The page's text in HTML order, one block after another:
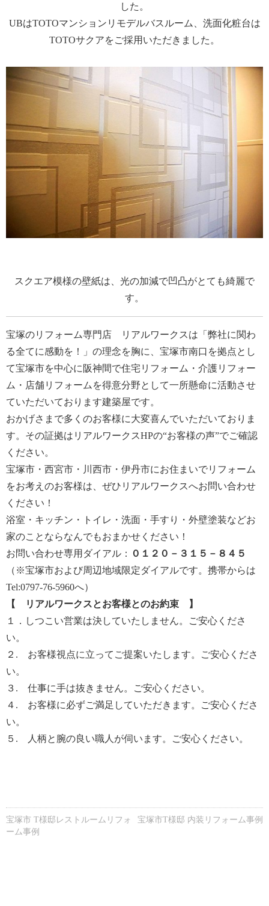
した。
UBはTOTOマンションリモデルバスルーム、洗面化粧台は
TOTOサクアをご採用いただきました。
スクエア模様の壁紙は、光の加減で凹凸がとても綺麗で
す。
宝塚のリフォーム専門店 リアルワークスは「弊社に関わ
る全てに感動を！」の理念を胸に、宝塚市南口を拠点とし
て宝塚市を中心に阪神間で住宅リフォーム・介護リフォー
ム・店舗リフォームを得意分野として一所懸命に活動させ
ていただいております建築屋です。
おかげさまで多くのお客様に大変喜んでいただいておりま
す。その証拠はリアルワークスHPの“お客様の声”でご確認
ください。
宝塚市・西宮市・川西市・伊丹市にお住まいでリフォーム
をお考えのお客様は、ぜひリアルワークスへお問い合わせ
ください！
浴室・キッチン・トイレ・洗面・手すり・外壁塗装などお
家のことならなんでもおまかせください！
お問い合わせ専用ダイアル： ０１２０－３１５－８４５
（※宝塚市および周辺地域限定ダイアルです。携帯からは
Tel:0797-76-5960へ）
【 リアルワークスとお客様とのお約束 】
１．しつこい営業は決していたしません。ご安心くださ
い。
２. お客様視点に立ってご提案いたします。ご安心くださ
い。
３. 仕事に手は抜きません。ご安心ください。
４. お客様に必ずご満足していただきます。ご安心くださ
い。
５. 人柄と腕の良い職人が伺います。ご安心ください。
宝塚市 T様邸レストルームリフォ
ーム事例
宝塚市T様邸 内装リフォーム事例